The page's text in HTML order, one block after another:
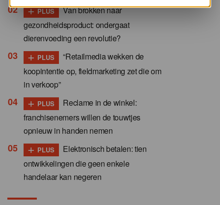
+ PLUS
Van brokken naar
gezondheidsproduct: ondergaat
dierenvoeding een revolutie?
+ PLUS
“Retailmedia wekken de
koopintentie op, fieldmarketing zet die om
in verkoop”
+ PLUS
Reclame in de winkel:
franchisenemers willen de touwtjes
opnieuw in handen nemen
+ PLUS
Elektronisch betalen: tien
ontwikkelingen die geen enkele
handelaar kan negeren